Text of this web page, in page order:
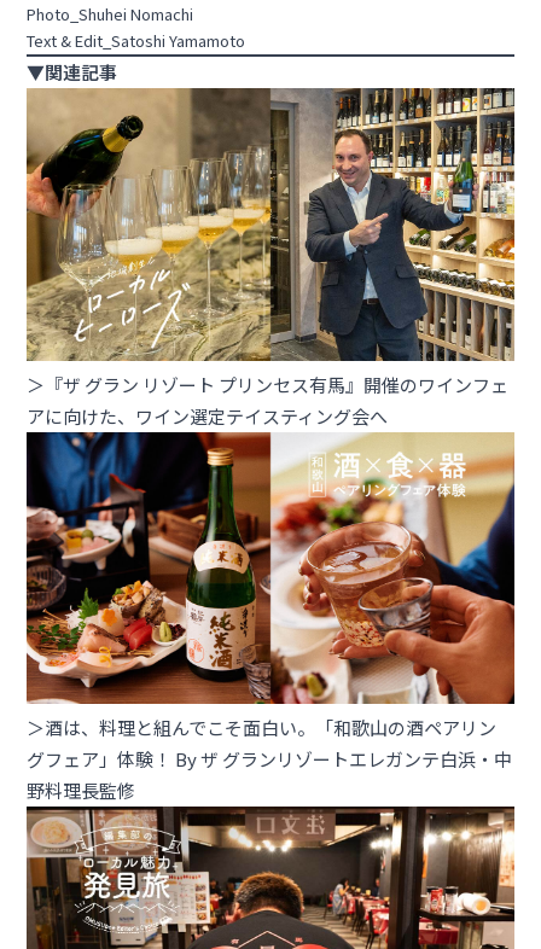
Photo_Shuhei Nomachi
Text & Edit_Satoshi Yamamoto
▼関連記事
＞『ザ グラン リゾート プリンセス有馬』開催のワインフェ
アに向けた、ワイン選定テイスティング会へ
＞酒は、料理と組んでこそ面白い。「和歌山の酒ペアリン
グフェア」体験！ By ザ グランリゾートエレガンテ白浜・中
野料理長監修